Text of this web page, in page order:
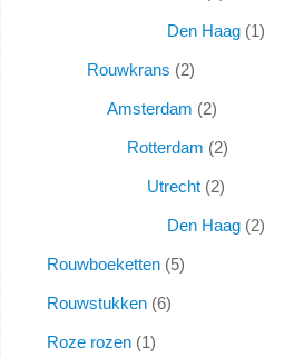
Den Haag 1
Rouwkrans 2
Amsterdam 2
Rotterdam 2
Utrecht 2
Den Haag 2
Rouwboeketten 5
Rouwstukken 6
Roze rozen 1